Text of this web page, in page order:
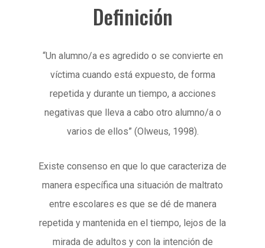
Definición
“Un alumno/a es agredido o se convierte en
víctima cuando está expuesto, de forma
repetida y durante un tiempo, a acciones
negativas que lleva a cabo otro alumno/a o
varios de ellos” (Olweus, 1998).
Existe consenso en que lo que caracteriza de
manera específica una situación de maltrato
entre escolares es que se dé de manera
repetida y mantenida en el tiempo, lejos de la
mirada de adultos y con la intención de